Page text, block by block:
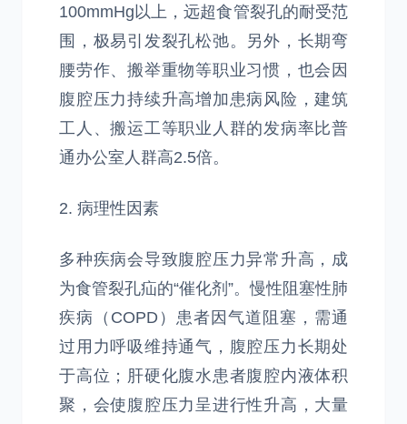
100mmHg以上，远超食管裂孔的耐受范
围，极易引发裂孔松弛。另外，长期弯
腰劳作、搬举重物等职业习惯，也会因
腹腔压力持续升高增加患病风险，建筑
工人、搬运工等职业人群的发病率比普
通办公室人群高2.5倍。
2. 病理性因素
多种疾病会导致腹腔压力异常升高，成
为食管裂孔疝的“催化剂”。慢性阻塞性肺
疾病（COPD）患者因气道阻塞，需通
过用力呼吸维持通气，腹腔压力长期处
于高位；肝硬化腹水患者腹腔内液体积
聚，会使腹腔压力呈进行性升高，大量